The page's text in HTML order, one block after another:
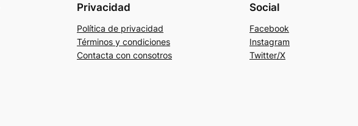
Privacidad
Política de privacidad
Términos y condiciones
Contacta con consotros
Social
Facebook
Instagram
Twitter/X